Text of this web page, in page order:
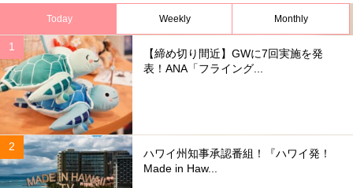
Today Weekly Monthly
【締め切り間近】GWに7回実施を発
表！ANA「フライング...
ハワイ州知事承認番組！『ハワイ発！
Made in Haw...